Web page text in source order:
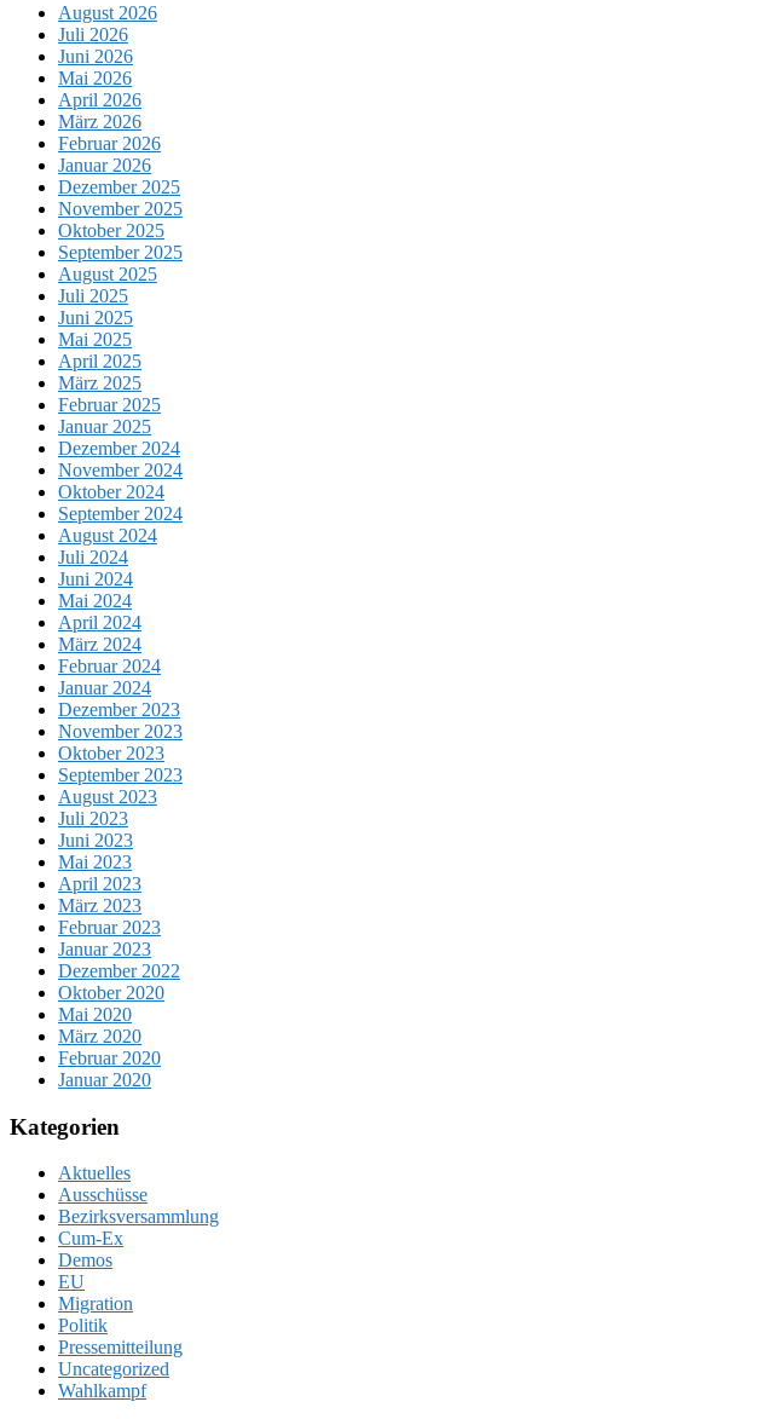
August 2026
Juli 2026
Juni 2026
Mai 2026
April 2026
März 2026
Februar 2026
Januar 2026
Dezember 2025
November 2025
Oktober 2025
September 2025
August 2025
Juli 2025
Juni 2025
Mai 2025
April 2025
März 2025
Februar 2025
Januar 2025
Dezember 2024
November 2024
Oktober 2024
September 2024
August 2024
Juli 2024
Juni 2024
Mai 2024
April 2024
März 2024
Februar 2024
Januar 2024
Dezember 2023
November 2023
Oktober 2023
September 2023
August 2023
Juli 2023
Juni 2023
Mai 2023
April 2023
März 2023
Februar 2023
Januar 2023
Dezember 2022
Oktober 2020
Mai 2020
März 2020
Februar 2020
Januar 2020
Kategorien
Aktuelles
Ausschüsse
Bezirksversammlung
Cum-Ex
Demos
EU
Migration
Politik
Pressemitteilung
Uncategorized
Wahlkampf